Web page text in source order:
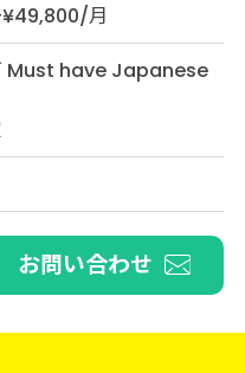
月
Must have Japanese
お問い合わせ